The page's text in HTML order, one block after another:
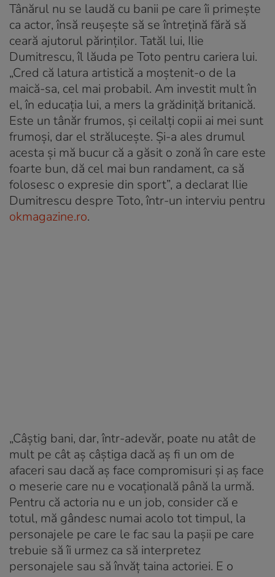
Tânărul nu se laudă cu banii pe care îi primește
ca actor, însă reușește să se întrețină fără să
ceară ajutorul părinților. Tatăl lui, Ilie
Dumitrescu, îl lăuda pe Toto pentru cariera lui.
„Cred că latura artistică a moștenit-o de la
maică-sa, cel mai probabil. Am investit mult în
el, în educația lui, a mers la grădiniță britanică.
Este un tânăr frumos, și ceilalți copii ai mei sunt
frumoși, dar el strălucește. Și-a ales drumul
acesta și mă bucur că a găsit o zonă în care este
foarte bun, dă cel mai bun randament, ca să
folosesc o expresie din sport”, a declarat Ilie
Dumitrescu despre Toto, într-un interviu pentru
okmagazine.ro.
„Câștig bani, dar, într-adevăr, poate nu atât de
mult pe cât aș câștiga dacă aș fi un om de
afaceri sau dacă aș face compromisuri și aș face
o meserie care nu e vocațională până la urmă.
Pentru că actoria nu e un job, consider că e
totul, mă gândesc numai acolo tot timpul, la
personajele pe care le fac sau la pașii pe care
trebuie să îi urmez ca să interpretez
personajele sau să învăț taina actoriei. E o